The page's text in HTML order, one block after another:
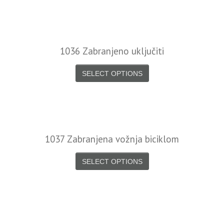
1036 Zabranjeno uključiti
SELECT OPTIONS
1037 Zabranjena vožnja biciklom
SELECT OPTIONS